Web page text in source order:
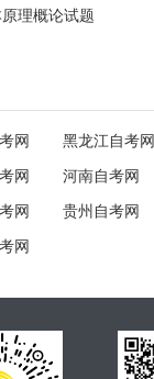
理概论试题
网 黑龙江自考网
网 河南自考网
网 贵州自考网
网